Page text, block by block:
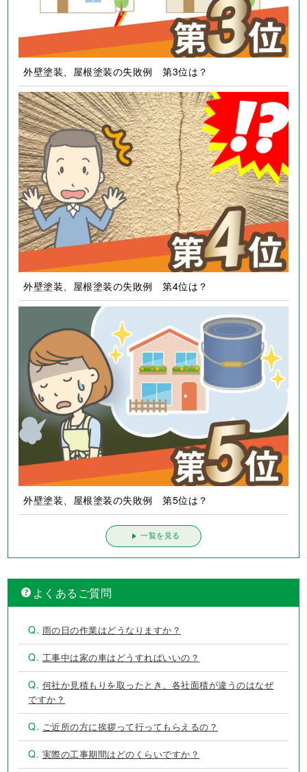
外壁塗装、屋根塗装の失敗例 第3位は？
外壁塗装、屋根塗装の失敗例 第4位は？
外壁塗装、屋根塗装の失敗例 第5位は？
一覧を見る
よくあるご質問
雨の日の作業はどうなりますか？